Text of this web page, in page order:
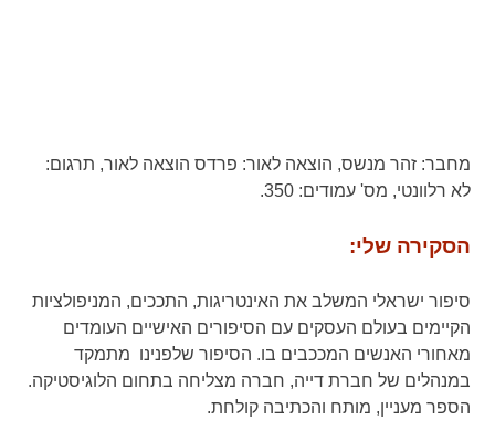
מחבר:זהר מנשס, הוצאה לאור: פרדס הוצאה לאור, תרגום:
לא רלוונטי, מס' עמודים: 350.
הסקירה שלי:
סיפור ישראלי המשלב את האינטריגות, התככים, המניפולציות
הקיימים בעולם העסקים עם הסיפורים האישיים העומדים
מאחורי האנשים המככבים בו. הסיפור שלפנינו מתמקד
במנהלים של חברת דייה, חברה מצליחה בתחום הלוגיסטיקה.
הספר מעניין, מותח והכתיבה קולחת.